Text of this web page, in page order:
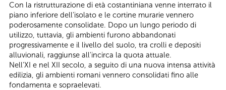
Con la ristrutturazione di età costantiniana venne interrato il
piano inferiore dell’isolato e le cortine murarie vennero
poderosamente consolidate. Dopo un lungo periodo di
utilizzo, tuttavia, gli ambienti furono abbandonati
progressivamente e il livello del suolo, tra crolli e depositi
alluvionali, raggiunse all'incirca la quota attuale.
Nell'XI e nel XII secolo, a seguito di una nuova intensa attività
edilizia, gli ambienti romani vennero consolidati fino alle
fondamenta e sopraelevati.